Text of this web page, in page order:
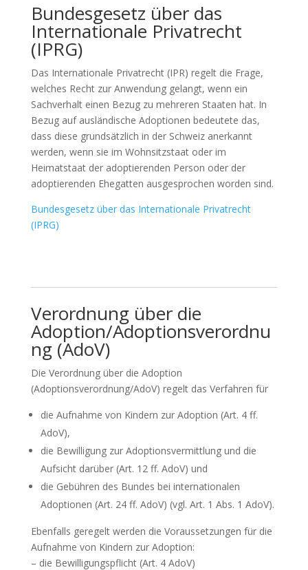
Bundesgesetz über das
Internationale Privatrecht
(IPRG)
Das Internationale Privatrecht (IPR) regelt die Frage,
welches Recht zur Anwendung gelangt, wenn ein
Sachverhalt einen Bezug zu mehreren Staaten hat. In
Bezug auf ausländische Adoptionen bedeutete das,
dass diese grundsätzlich in der Schweiz anerkannt
werden, wenn sie im Wohnsitzstaat oder im
Heimatstaat der adoptierenden Person oder der
adoptierenden Ehegatten ausgesprochen worden sind.
Bundesgesetz über das Internationale Privatrecht
(IPRG)
Verordnung über die
Adoption/Adoptionsverordnu
ng(AdoV)
Die Verordnung über die Adoption
(Adoptionsverordnung/AdoV) regelt das Verfahren für
die Aufnahme von Kindern zur Adoption (Art. 4 ff.
AdoV),
die Bewilligung zur Adoptionsvermittlung und die
Aufsicht darüber (Art. 12 ff. AdoV) und
die Gebühren des Bundes bei internationalen
Adoptionen (Art. 24 ff. AdoV) (vgl. Art. 1 Abs. 1 AdoV).
Ebenfalls geregelt werden die Voraussetzungen für die
Aufnahme von Kindern zur Adoption:
– die Bewilligungspflicht (Art. 4 AdoV)